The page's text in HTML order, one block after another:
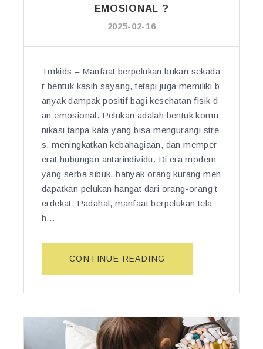
EMOSIONAL ?
2025-02-16
Tmkids – Manfaat berpelukan bukan sekada
r bentuk kasih sayang, tetapi juga memiliki b
anyak dampak positif bagi kesehatan fisik d
an emosional. Pelukan adalah bentuk komu
nikasi tanpa kata yang bisa mengurangi stre
s, meningkatkan kebahagiaan, dan memper
erat hubungan antarindividu. Di era modern
yang serba sibuk, banyak orang kurang men
dapatkan pelukan hangat dari orang-orang t
erdekat. Padahal, manfaat berpelukan tela
h…
CONTINUE READING
A
T